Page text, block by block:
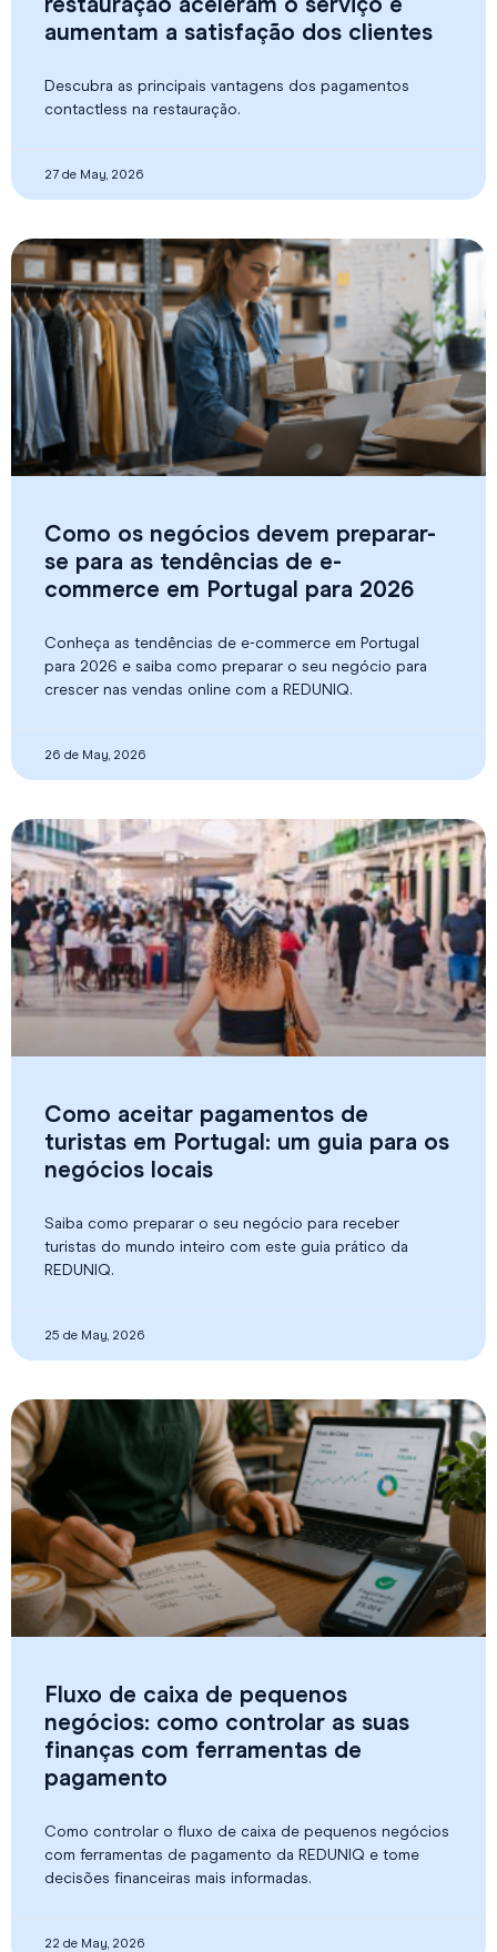
aumentam a satisfação dos clientes
Descubra as principais vantagens dos pagamentos
contactless na restauração.
27 de May, 2026
Como os negócios devem preparar-
se para as tendências de e-
commerce em Portugal para 2026
Conheça as tendências de e-commerce em Portugal
para 2026 e saiba como preparar o seu negócio para
crescer nas vendas online com a REDUNIQ.
26 de May, 2026
Como aceitar pagamentos de
turistas em Portugal: um guia para os
negócios locais
Saiba como preparar o seu negócio para receber
turistas do mundo inteiro com este guia prático da
REDUNIQ.
25 de May, 2026
Fluxo de caixa de pequenos
negócios: como controlar as suas
finanças com ferramentas de
pagamento
Como controlar o fluxo de caixa de pequenos negócios
com ferramentas de pagamento da REDUNIQ e tome
decisões financeiras mais informadas.
22 de May, 2026